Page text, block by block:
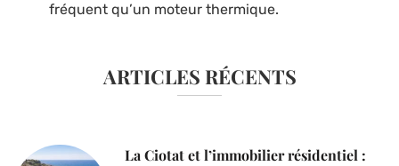
fréquent qu’un moteur thermique.
ARTICLES RÉCENTS
La Ciotat et l’immobilier résidentiel :